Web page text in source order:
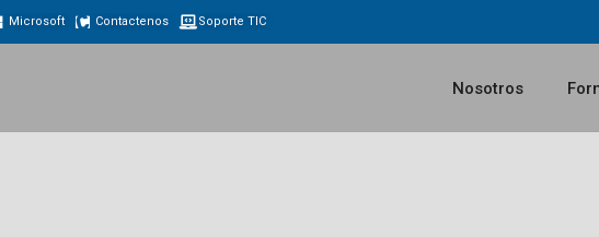
Microsoft Contactenos Soporte TIC
Nosotros